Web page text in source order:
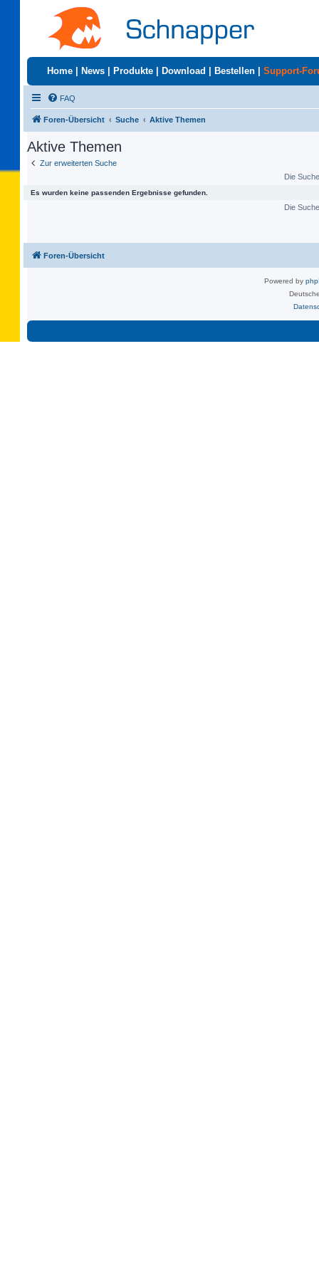
Home News Produkte Download Bestellen Support-
FAQ
Foren-Übersicht Suche Aktive Themen
Aktive Themen
Zur erweiterten Suche
Die
Es wurden keine passenden Ergebnisse gefunden.
Die
Foren-Übersicht
Powered by